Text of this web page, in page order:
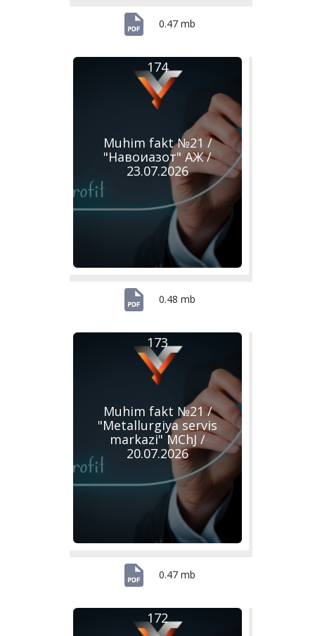
0.47 mb
Muhim fakt №21 /
"Навоиазот" АЖ /
23.07.2026
174
0.48 mb
Muhim fakt №21 /
"Metallurgiya servis
markazi" MChJ /
20.07.2026
173
0.47 mb
172